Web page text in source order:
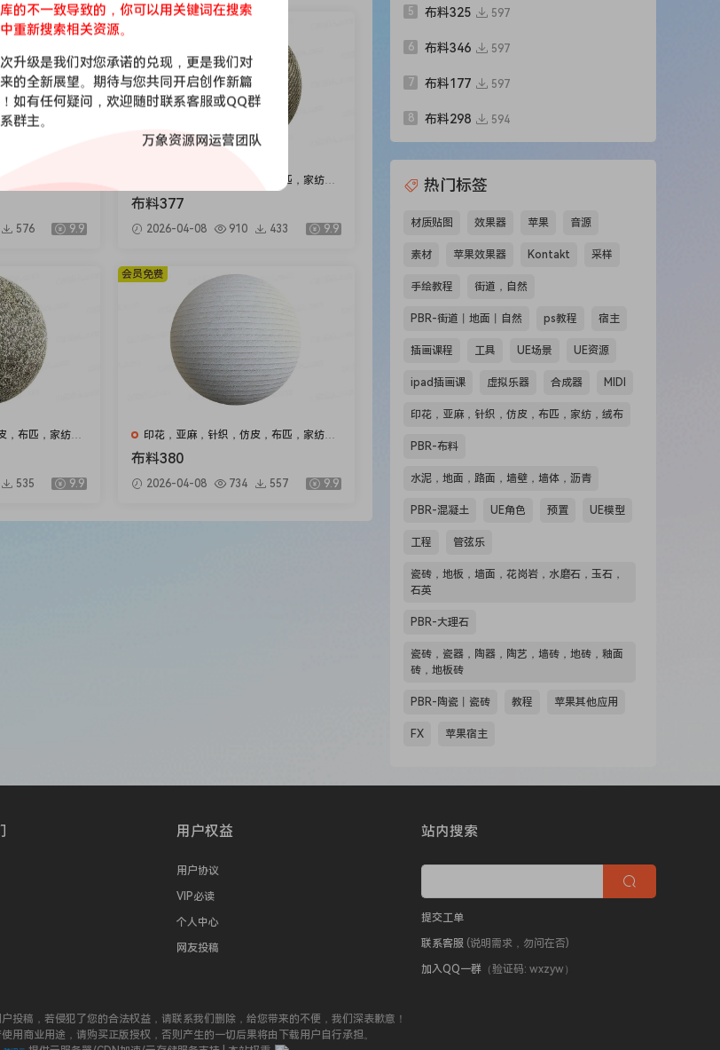
布匹，家纺，
576 9.9
印花，亚麻，针织，仿皮，布匹，家纺，
绒布
布料377
2026-04-08 910 433 9.9
会员免费
，布匹，家纺，
535 9.9
印花，亚麻，针织，仿皮，布匹，家纺，
绒布
布料380
2026-04-08 734 557 9.9
会员免费
5 布料325 597
6 布料346 597
7 布料177 597
8 布料298 594
热门标签
材质贴图 效果器 苹果 音源
素材 苹果效果器 Kontakt 采样
手绘教程 街道，自然
PBR-街道丨地面丨自然 ps教程 宿主
插画课程 工具 UE场景 UE资源
ipad插画课 虚拟乐器 合成器 MIDI
印花，亚麻，针织，仿皮，布匹，家纺，绒布
PBR-布料
水泥，地面，路面，墙壁，墙体，沥青
PBR-混凝土 UE角色 预置 UE模型
工程 管弦乐
瓷砖，地板，墙面，花岗岩，水磨石，玉石，
石英
PBR-大理石
瓷砖，瓷器，陶器，陶艺，墙砖，地砖，釉面
砖，地板砖
PBR-陶瓷丨瓷砖 教程 苹果其他应用
FX 苹果宿主
用户权益
用户协议
VIP必读
个人中心
网友投稿
站内搜索
提交工单
联系客服 (说明需求，勿问在否)
加入QQ一群（验证码: wxzyw）
投稿，若侵犯了您的合法权益，请联系我们删除，给您带来的不便，我们深表歉意！
用商业用途，请购买正版授权，否则产生的一切后果将由下载用户自行承担。
的不一致导致的，你可以用关键词在搜索
重新搜索相关资源。
升级是我们对您承诺的兑现，更是我们对
的全新展望。期待与您共同开启创作新篇
如有任何疑问，欢迎随时联系客服或QQ群
群主。
万象资源网运营团队